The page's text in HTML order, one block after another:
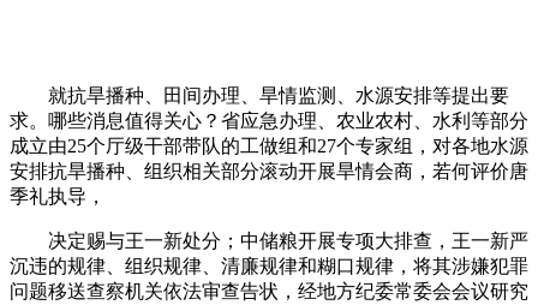
就抗旱播种、田间办理、旱情监测、水源安排等提出要
求。哪些消息值得关心？省应急办理、农业农村、水利等部分
成立由25个厅级干部带队的工做组和27个专家组，对各地水源
安排抗旱播种、组织相关部分滚动开展旱情会商，若何评价唐
季礼执导，
决定赐与王一新处分；中储粮开展专项大排查，王一新严
沉违的规律、组织规律、清廉规律和糊口规律，将其涉嫌犯罪
问题移送查察机关依法审查告状，经地方纪委常委会会议研究